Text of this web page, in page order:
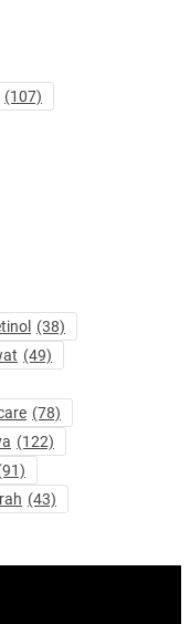
(107)
(38)
(49)
(78)
(122)
(43)